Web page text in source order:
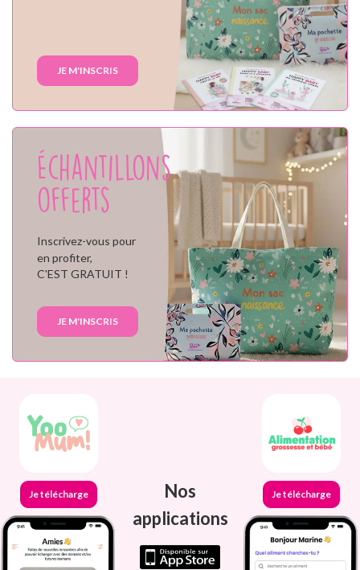
JE M'INSCRIS
Échantillons
offerts
Inscrivez-vous pour
en profiter,
C'EST GRATUIT !
JE M'INSCRIS
Je télécharge
Nos
applications
Je télécharge